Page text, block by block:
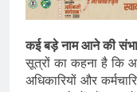
कई बड़े नाम आने की
सूत्रों का कहना है कि
अधिकारियों और